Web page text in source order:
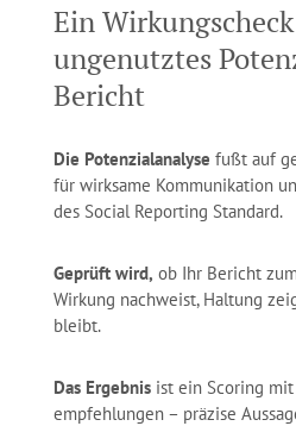
Ein
ungenutztes
Bericht
Die Potenzialanalyse fußt auf
für wirksame Kommunikation
des Social Reporting Standard.
Geprüft wird, ob Ihr Bericht
Wirkung nachweist, Haltung
bleibt.
Das Ergebnisist ein Scoring
empfeh­lungen – präzise